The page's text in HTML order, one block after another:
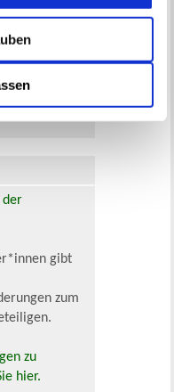
29
30
der
gibt
zum
zu
hier.